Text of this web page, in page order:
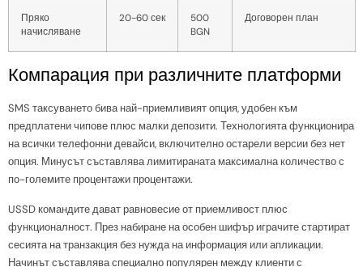
Пряко
начисляване
20-60 сек
500
BGN
Договорен план
Компарация при различните платформи
SMS таксуването бива най-приемливият опция, удобен към
предплатени чипове плюс малки депозити. Технологията функционира
на всички телефонни девайси, включително остарели версии без нет
опция. Минусът съставлява лимитираната максимална количество с
по-големите процентажи процентажи.
USSD командите дават равновесие от приемливост плюс
функционалност. През набиране на особен шифър играчите стартират
сесията на транзакция без нужда на информация или апликации.
Начинът съставлява специално популярен между клиенти с